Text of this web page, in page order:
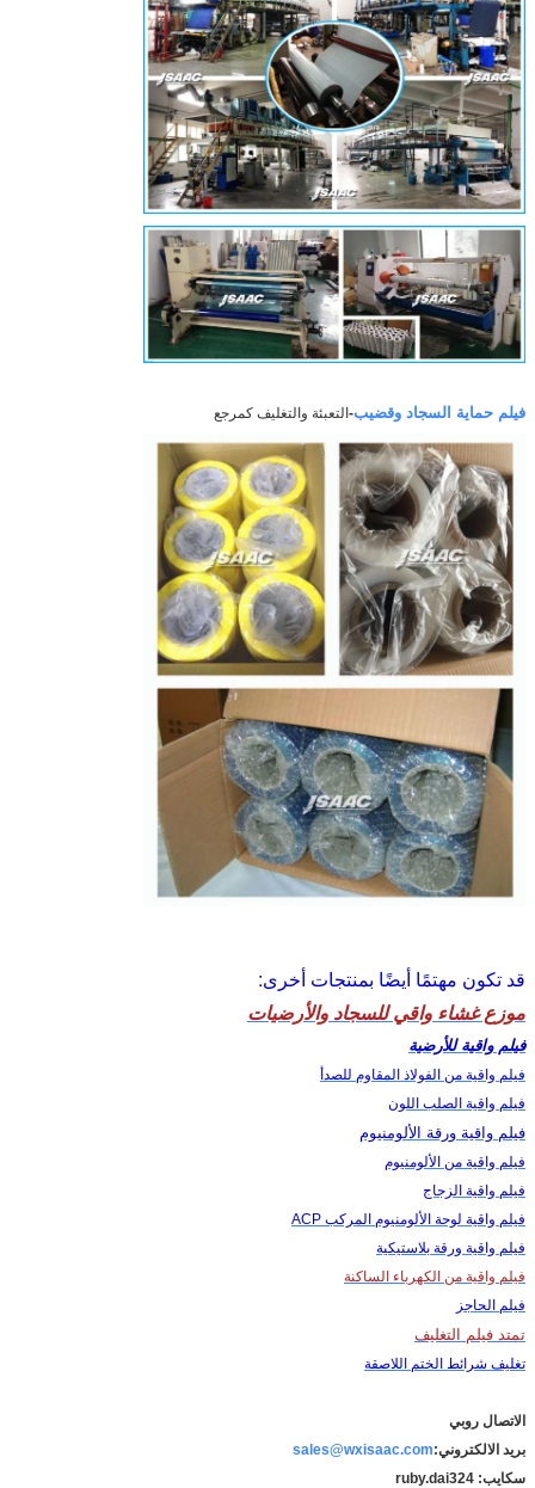
فيلم حماية السجاد وقضيب- التعبئة والتغليف كمرجع
قد تكون مهتمًا أيضًا بمنتجات أخرى:
موزع غشاء واقي للسجاد والأرضيات
فيلم واقية للأرضية
فيلم واقية من الفولاذ المقاوم للصدأ
فيلم واقية الصلب اللون
فيلم واقية ورقة الألومنيوم
فيلم واقية من الألومنيوم
فيلم واقية الزجاج
فيلم واقية لوحة الألومنيوم المركب ACP
فيلم واقية ورقة بلاستيكية
فيلم واقية من الكهرباء الساكنة
فيلم الحاجز
تمتد فيلم التغليف
تغليف شرائط الختم اللاصقة
الاتصال روبي
بريد الالكتروني:sales@wxisaac.com
سكايب: ruby.dai324